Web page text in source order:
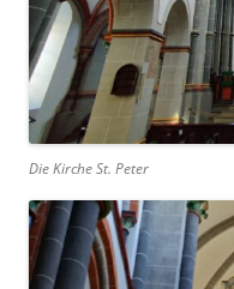
Die Kirche St. Peter